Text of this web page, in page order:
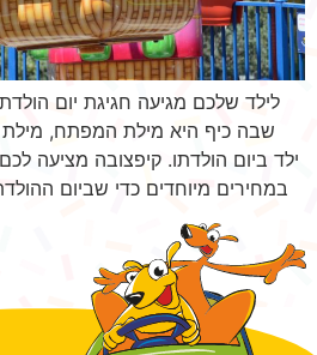
לילד שלכם מגיעה חגיגת יום
שבה כיף היא מילת המפתח,
ילד ביום הולדתו. קיפצובה מציעה
במחירים מיוחדים כדי שביום